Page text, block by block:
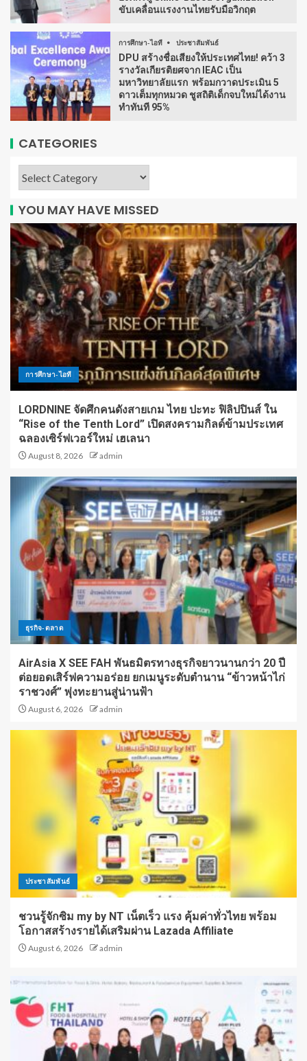
ขับเคลื่อนแรงงานไทยรับมือวิกฤต
การศึกษา-ไอที ประชาสัมพันธ์
DPU สร้างชื่อเสียงให้ประเทศไทย! คว้า 3
รางวัลเกียรติยศจาก IEAC เป็น
มหาวิทยาลัยแรก พร้อมกวาดประเมิน 5
ดาวเต็มทุกหมวด ชูสถิติเด็กจบใหม่ได้งาน
ทำทันที 95%
CATEGORIES
YOU MAY HAVE MISSED
การศึกษา-ไอที
LORDNINE จัดศึกคนดังสายเกม ไทย ปะทะ ฟิลิปปินส์ ใน
“Rise of the Tenth Lord” เปิดสงครามกิลด์ข้ามประเทศ
ฉลองเซิร์ฟเวอร์ใหม่ เฮเลนา
August 8, 2026 admin
ธุรกิจ-ตลาด
AirAsia X SEE FAH พันธมิตรทางธุรกิจยาวนานกว่า 20 ปี
ต่อยอดเสิร์ฟความอร่อย ยกเมนูระดับตำนาน “ข้าวหน้าไก่
ราชวงศ์” พุ่งทะยานสู่น่านฟ้า
August 6, 2026 admin
ประชาสัมพันธ์
ชวนรู้จักซิม my by NT เน็ตเร็ว แรง คุ้มค่าทั่วไทย พร้อม
โอกาสสร้างรายได้เสริมผ่าน Lazada Affiliate
August 6, 2026 admin